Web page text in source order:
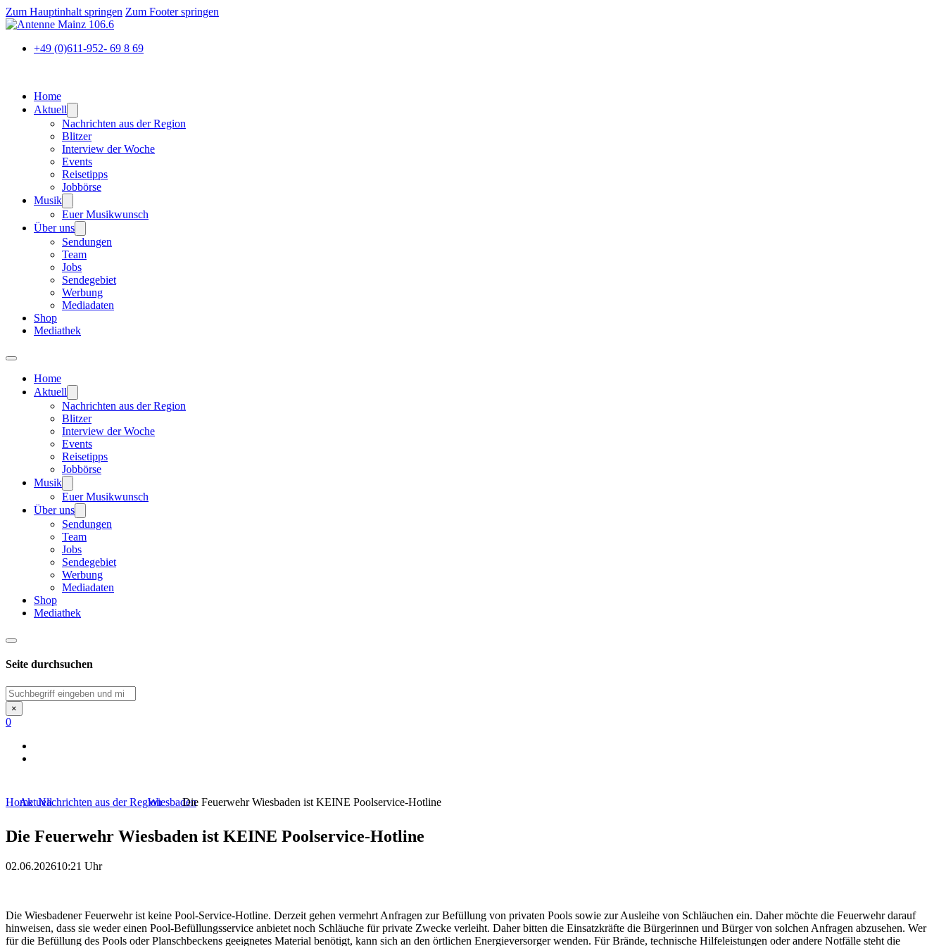
Zum Hauptinhalt springen Zum Footer springen
+49 (0)611-952- 69 8 69
Home
Aktuell
Nachrichten aus der Region
Blitzer
Interview der Woche
Events
Reisetipps
Jobbörse
Musik
Euer Musikwunsch
Über uns
Sendungen
Team
Jobs
Sendegebiet
Werbung
Mediadaten
Shop
Mediathek
Home
Aktuell
Nachrichten aus der Region
Blitzer
Interview der Woche
Events
Reisetipps
Jobbörse
Musik
Euer Musikwunsch
Über uns
Sendungen
Team
Jobs
Sendegebiet
Werbung
Mediadaten
Shop
Mediathek
Seite durchsuchen
Suchen
×
0
HomeAktuellNachrichten aus der RegionWiesbadenDie Feuerwehr Wiesbaden ist KEINE Poolservice-Hotline
Die Feuerwehr Wiesbaden ist KEINE Poolservice-Hotline
02.06.202610:21 Uhr
Die Wiesbadener Feuerwehr ist keine Pool-Service-Hotline. Derzeit gehen vermehrt Anfragen zur Befüllung von privaten Pools sowie zur Ausleihe von Schläuchen ein. Daher möchte die Feuerwehr darauf
hinweisen, dass sie weder einen Pool-Befüllungsservice anbietet noch Schläuche für private Zwecke verleiht. Daher bitten die Einsatzkräfte die Bürgerinnen und Bürger von solchen Anfragen abzusehen. Wer
für die Befüllung des Pools oder Planschbeckens geeignetes Material benötigt, kann sich an den örtlichen Energieversorger wenden. Für Brände, technische Hilfeleistungen oder andere Notfälle steht die